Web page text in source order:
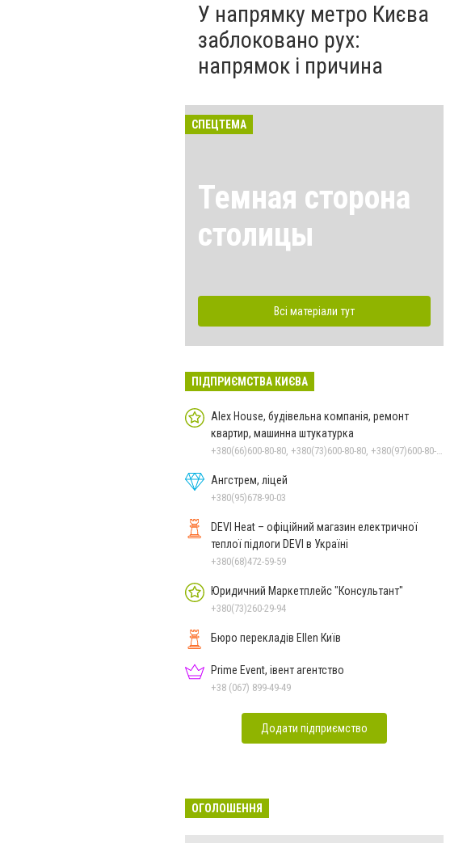
У напрямку метро Києва
заблоковано рух:
напрямок і причина
СПЕЦТЕМА
Темная сторона
столицы
Всі матеріали тут
ПІДПРИЄМСТВА КИЄВА
Alex House, будівельна компанія, ремонт
квартир, машинна штукатурка
Ангстрем, ліцей
+380(95)678-90-03
DEVI Heat – офіційний магазин електричної
теплої підлоги DEVI в Україні
+380(68)472-59-59
Юридичний Маркетплейс "Консультант"
+380(73)260-29-94
Бюро перекладів Ellen Київ
Prime Event, івент агентство
+38 (067) 899-49-49
Додати підприємство
ОГОЛОШЕННЯ